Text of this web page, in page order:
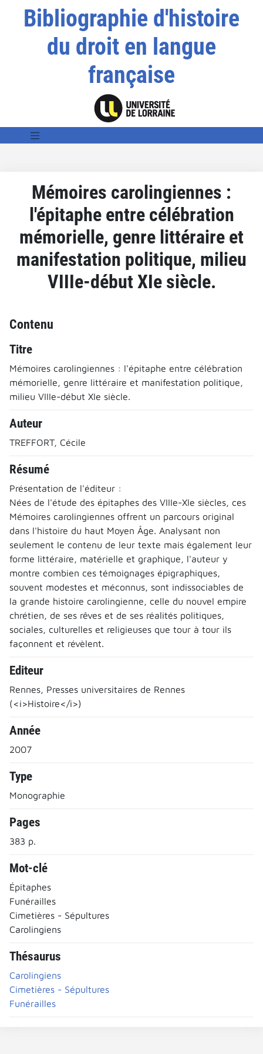
Bibliographie d'histoire
du droit en langue
française
Mémoires carolingiennes :
l'épitaphe entre célébration
mémorielle, genre littéraire et
manifestation politique, milieu
VIIIe-début XIe siècle.
Contenu
Titre
Mémoires carolingiennes : l'épitaphe entre célébration
mémorielle, genre littéraire et manifestation politique,
milieu VIIIe-début XIe siècle.
Auteur
TREFFORT, Cécile
Résumé
Présentation de l'éditeur :
Nées de l'étude des épitaphes des VIIIe-XIe siècles, ces
Mémoires carolingiennes offrent un parcours original
dans l'histoire du haut Moyen Âge. Analysant non
seulement le contenu de leur texte mais également leur
forme littéraire, matérielle et graphique, l'auteur y
montre combien ces témoignages épigraphiques,
souvent modestes et méconnus, sont indissociables de
la grande histoire carolingienne, celle du nouvel empire
chrétien, de ses rêves et de ses réalités politiques,
sociales, culturelles et religieuses que tour à tour ils
façonnent et révèlent.
Editeur
Rennes, Presses universitaires de Rennes
(<i>Histoire</i>)
Année
2007
Type
Monographie
Pages
383 p.
Mot-clé
Épitaphes
Funérailles
Cimetières - Sépultures
Carolingiens
Thésaurus
Carolingiens
Cimetières - Sépultures
Funérailles